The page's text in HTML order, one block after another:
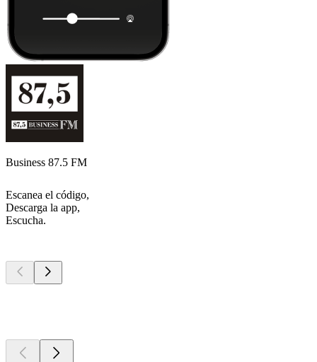
Business 87.5 FM
Escanea el código,
Descarga la app,
Escucha.